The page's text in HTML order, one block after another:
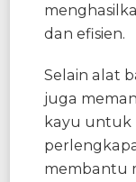
dan efisien.
Selain alat
juga
kayu untuk
membantu